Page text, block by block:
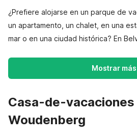
¿Prefiere alojarse en un parque de
un apartamento, un chalet, en una
mar o en una ciudad histórica? En
Mostrar más
Casa-de-vacaciones
Woudenberg